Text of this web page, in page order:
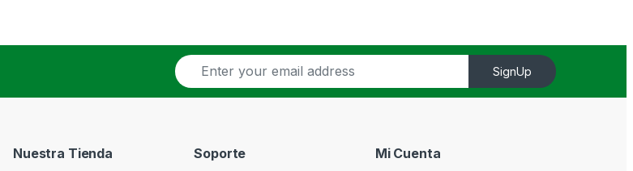
E
m
a
SignUp
Nuestra Tienda Soporte Mi Cuenta